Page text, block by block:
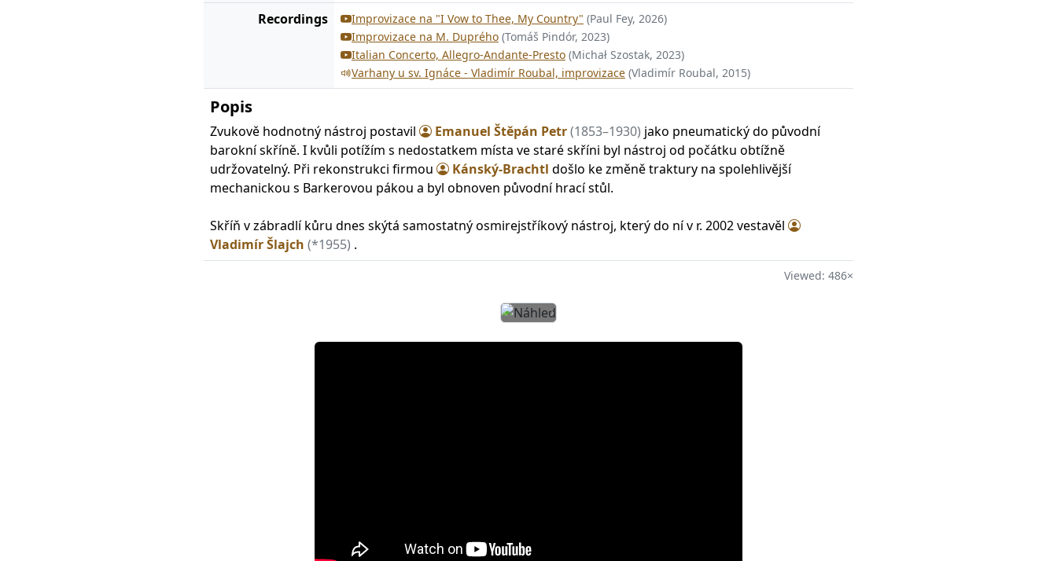
Recordings Improvizace na "I Vow to Thee, My Country" (Paul Fey, 2026)
Improvizace na M. Duprého (Tomáš Pindór, 2023)
Italian Concerto, Allegro-Andante-Presto (Michał Szostak, 2023)
Varhany u sv. Ignáce - Vladimír Roubal, improvizace (Vladimír Roubal, 2015)
Popis
Zvukově hodnotný nástroj postavil Emanuel Štěpán Petr(1853–1930) jako pneumatický do původní
barokní skříně. I kvůli potížím s nedostatkem místa ve staré skříni byl nástroj od počátku obtížně
udržovatelný. Při rekonstrukci firmou
Kánský-Brachtl došlo ke změně traktury na spolehlivější
mechanickou s Barkerovou pákou a byl obnoven původní hrací stůl.
Skříň v zábradlí kůru dnes skýtá samostatný osmirejstříkový nástroj, který do ní v r. 2002 vestavěl
Vladimír Šlajch (*1955) .
Viewed: 486×
PředchozíOther